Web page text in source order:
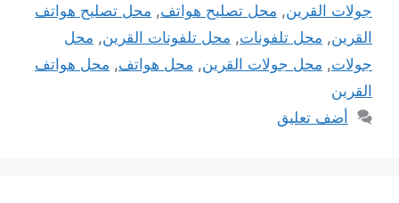
جولات القرين, محل تصليح هواتف, محل تصليح هواتف
القرين, محل تلفونات, محل تلفونات القرين, محل
جولات, محل جولات القرين, محل هواتف, محل هواتف
القرين
أضف تعليق